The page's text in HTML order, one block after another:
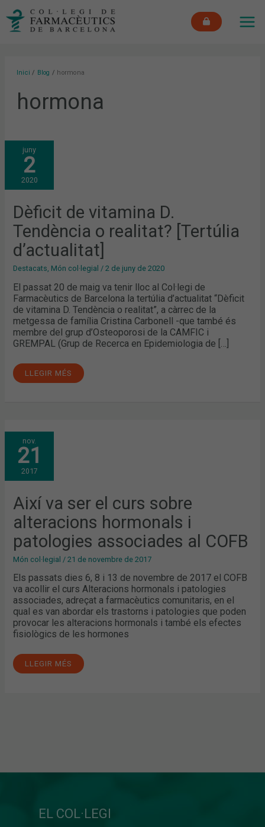
Inici Blog hormona
hormona
juny
2
2020
Dèficit de vitamina D.
Tendència o realitat? [Tertúlia
d’actualitat]
Destacats Món col·legial /2 de juny de 2020
El passat 20 de maig va tenir lloc al Col·legi de
Farmacèutics de Barcelona la tertúlia d’actualitat “Dèficit
de vitamina D. Tendència o realitat”, a càrrec de la
metgessa de família Cristina Carbonell -que també és
membre del grup d’Osteoporosi de la CAMFIC i
GREMPAL (Grup de Recerca en Epidemiologia de […]
DÈFICIT
DE
VITAMINA
D.
TENDÈNCIA
O
REALITAT?
D’ACTUALITAT]
LLEGIR MÉS
nov.
21
2017
Així va ser el curs sobre
alteracions hormonals i
patologies associades al COFB
Món col·legial /21 de novembre de 2017
Els passats dies 6, 8 i 13 de novembre de 2017 el COFB
va acollir el curs Alteracions hormonals i patologies
associades, adreçat a farmacèutics comunitaris, en el
qual es van abordar els trastorns i patologies que poden
provocar les alteracions hormonals i també els efectes
fisiològics de les hormones
AIXÍ
VA
SER
EL
CURS
SOBRE
ALTERACIONS
I
PATOLOGIES
ASSOCIADES
AL
COFB
LLEGIR MÉS
EL COL·LEGI